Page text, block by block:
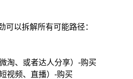
可以拆解所有可能路径：
淘、或者达人分享）-购买
视频、直播）-购买